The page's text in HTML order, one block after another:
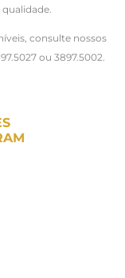
consulte nossos
ou 3897.5002.